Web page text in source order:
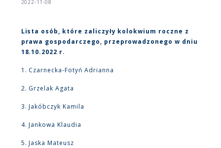
2022-11-08
Lista osób, które zaliczyły kolokwium roczne z
prawa gospodarczego, przeprowadzonego w dniu
18.10.2022 r.
1. Czarnecka-Fotyń Adrianna
2. Grzelak Agata
3. Jakóbczyk Kamila
4. Jankowa Klaudia
5. Jaska Mateusz